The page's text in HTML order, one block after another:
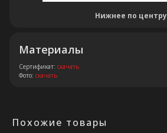
Нижнее по центру
Материалы
Сертификат: скачать
Фото: скачать
Похожие товары
кратчайшие сроки. Мы знаем
правильный выбор.